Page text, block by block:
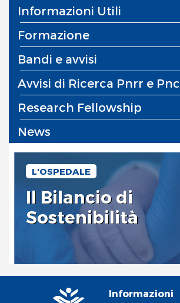
Informazioni Utili
Formazione
Bandi e avvisi
Avvisi di Ricerca Pnrr e Pnc
Research Fellowship
News
L'OSPEDALE
Il Bilancio di
Sostenibilità
Informazioni